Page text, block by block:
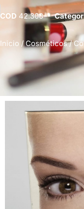
COD 42.300
Inicio / Cosméticos/